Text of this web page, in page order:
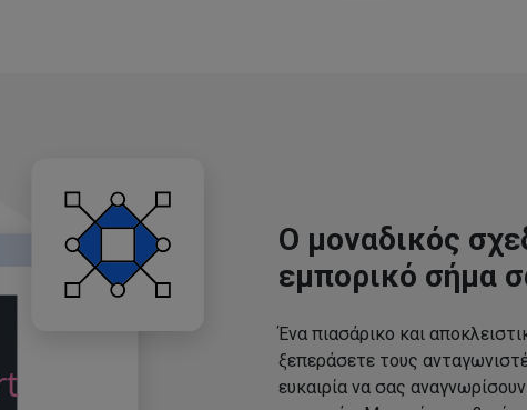
Ο μοναδικός
εμπορικό σήμα
Ένα πιασάρικο και
ξεπεράσετε τους
ευκαιρία να σας